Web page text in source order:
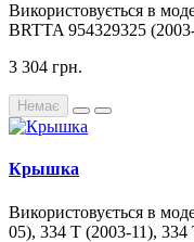
Використовується в
BRTTA 954329325
3 304 грн.
Немає
Крышка
Використовується в
05), 334 T (2003-11), 334